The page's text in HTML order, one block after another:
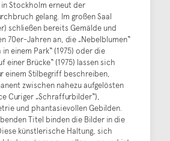
Stockholm erneut der
gelang. Im großen Saal
schließen bereits Gemälde und
70er-Jahren an, die „Nebelblumen“
in einem Park“ (1975) oder die
einer Brücke“ (1975) lassen sich
einem Stilbegriff beschreiben,
zwischen nahezu aufgelösten
Curiger „Schraffurbilder“),
und phantasievollen Gebilden.
Titel binden die Bilder in die
künstlerische Haltung, sich